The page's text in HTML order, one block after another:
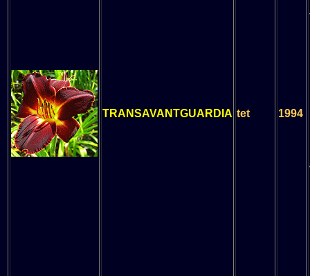
TRANSAVANTGUARDIA tet 1994